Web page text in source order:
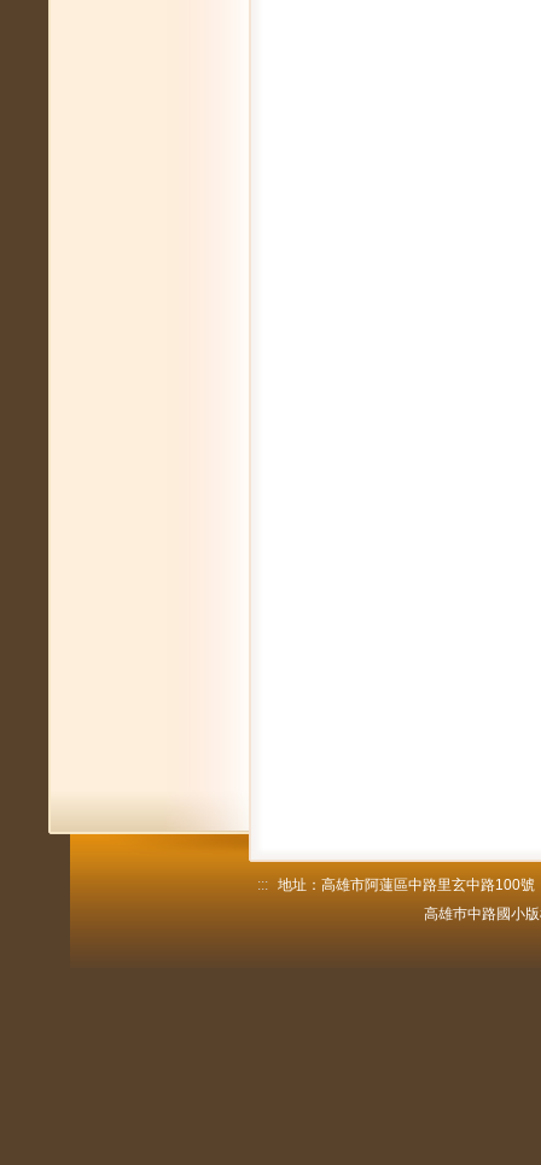
::: 地址：高雄市阿蓮區中路里玄中路100
高雄巿中路國小